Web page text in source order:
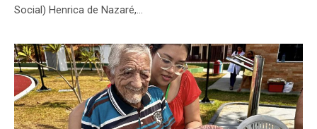
Social) Henrica de Nazaré,…